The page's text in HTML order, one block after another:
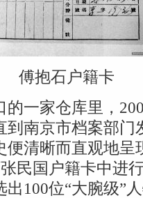
抱石户籍卡
一家仓库里，
到南京市档案部门
便清晰而直观地呈
民国户籍卡中进
100位“大腕级”